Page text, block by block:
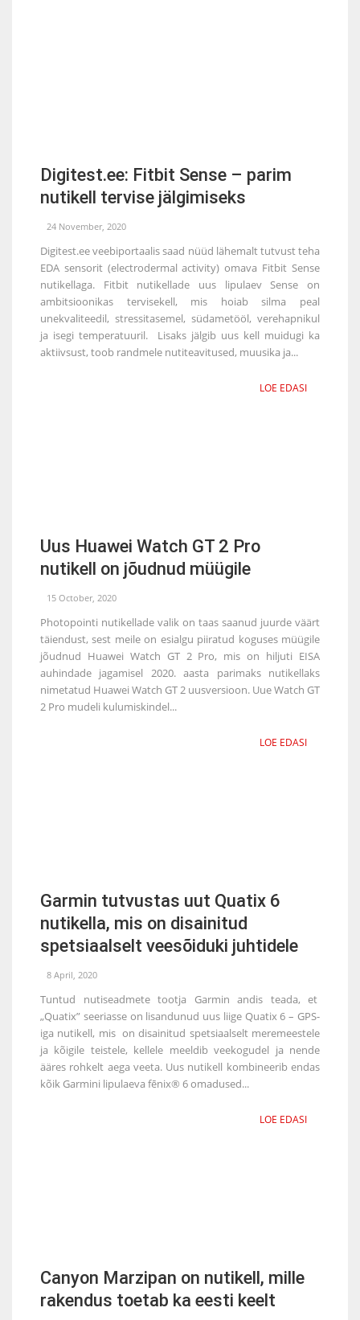
Digitest.ee: Fitbit Sense – parim
nutikell tervise jälgimiseks
24 November, 2020
Digitest.ee veebiportaalis saad nüüd lähemalt tutvust teha
EDA sensorit (electrodermal activity) omava Fitbit Sense
nutikellaga. Fitbit nutikellade uus lipulaev Sense on
ambitsioonikas tervisekell, mis hoiab silma peal
unekvaliteedil, stressitasemel, südametööl, verehapnikul
ja isegi temperatuuril. Lisaks jälgib uus kell muidugi ka
aktiivsust, toob randmele nutiteavitused, muusika ja...
LOE EDASI
Uus Huawei Watch GT 2 Pro
nutikell on jõudnud müügile
15 October, 2020
Photopointi nutikellade valik on taas saanud juurde väärt
täiendust, sest meile on esialgu piiratud koguses müügile
jõudnud Huawei Watch GT 2 Pro, mis on hiljuti EISA
auhindade jagamisel 2020. aasta parimaks nutikellaks
nimetatud Huawei Watch GT 2 uusversioon. Uue Watch GT
2 Pro mudeli kulumiskindel...
LOE EDASI
Garmin tutvustas uut Quatix 6
nutikella, mis on disainitud
spetsiaalselt veesõiduki juhtidele
8 April, 2020
Tuntud nutiseadmete tootja Garmin andis teada, et
„Quatix” seeriasse on lisandunud uus liige Quatix 6 – GPS-
iga nutikell, mis on disainitud spetsiaalselt meremeestele
ja kõigile teistele, kellele meeldib veekogudel ja nende
ääres rohkelt aega veeta. Uus nutikell kombineerib endas
kõik Garmini lipulaeva fēnix® 6 omadused...
LOE EDASI
Canyon Marzipan on nutikell, mille
rakendus toetab ka eesti keelt